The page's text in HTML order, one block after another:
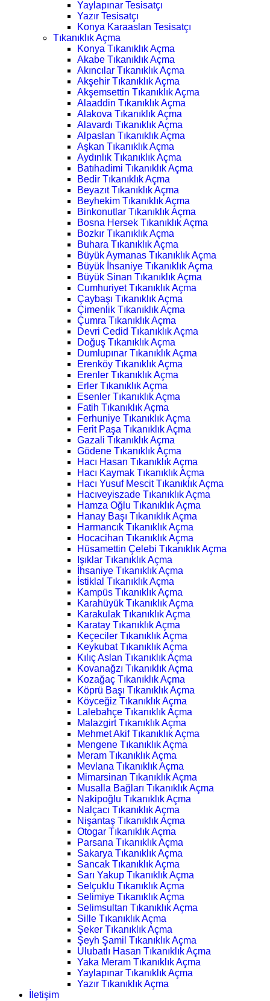
Yaylapınar Tesisatçı
Yazır Tesisatçı
Konya Karaaslan Tesisatçı
Tıkanıklık Açma
Konya Tıkanıklık Açma
Akabe Tıkanıklık Açma
Akıncılar Tıkanıklık Açma
Akşehir Tıkanıklık Açma
Akşemsettin Tıkanıklık Açma
Alaaddin Tıkanıklık Açma
Alakova Tıkanıklık Açma
Alavardı Tıkanıklık Açma
Alpaslan Tıkanıklık Açma
Aşkan Tıkanıklık Açma
Aydınlık Tıkanıklık Açma
Batıhadimi Tıkanıklık Açma
Bedir Tıkanıklık Açma
Beyazıt Tıkanıklık Açma
Beyhekim Tıkanıklık Açma
Binkonutlar Tıkanıklık Açma
Bosna Hersek Tıkanıklık Açma
Bozkır Tıkanıklık Açma
Buhara Tıkanıklık Açma
Büyük Aymanas Tıkanıklık Açma
Büyük İhsaniye Tıkanıklık Açma
Büyük Sinan Tıkanıklık Açma
Cumhuriyet Tıkanıklık Açma
Çaybaşı Tıkanıklık Açma
Çimenlik Tıkanıklık Açma
Çumra Tıkanıklık Açma
Devri Cedid Tıkanıklık Açma
Doğuş Tıkanıklık Açma
Dumlupınar Tıkanıklık Açma
Erenköy Tıkanıklık Açma
Erenler Tıkanıklık Açma
Erler Tıkanıklık Açma
Esenler Tıkanıklık Açma
Fatih Tıkanıklık Açma
Ferhuniye Tıkanıklık Açma
Ferit Paşa Tıkanıklık Açma
Gazali Tıkanıklık Açma
Gödene Tıkanıklık Açma
Hacı Hasan Tıkanıklık Açma
Hacı Kaymak Tıkanıklık Açma
Hacı Yusuf Mescit Tıkanıklık Açma
Hacıveyiszade Tıkanıklık Açma
Hamza Oğlu Tıkanıklık Açma
Hanay Başı Tıkanıklık Açma
Harmancık Tıkanıklık Açma
Hocacihan Tıkanıklık Açma
Hüsamettin Çelebi Tıkanıklık Açma
Işıklar Tıkanıklık Açma
İhsaniye Tıkanıklık Açma
İstiklal Tıkanıklık Açma
Kampüs Tıkanıklık Açma
Karahüyük Tıkanıklık Açma
Karakulak Tıkanıklık Açma
Karatay Tıkanıklık Açma
Keçeciler Tıkanıklık Açma
Keykubat Tıkanıklık Açma
Kılıç Aslan Tıkanıklık Açma
Kovanağzı Tıkanıklık Açma
Kozağaç Tıkanıklık Açma
Köprü Başı Tıkanıklık Açma
Köyceğiz Tıkanıklık Açma
Lalebahçe Tıkanıklık Açma
Malazgirt Tıkanıklık Açma
Mehmet Akif Tıkanıklık Açma
Mengene Tıkanıklık Açma
Meram Tıkanıklık Açma
Mevlana Tıkanıklık Açma
Mimarsinan Tıkanıklık Açma
Musalla Bağları Tıkanıklık Açma
Nakipoğlu Tıkanıklık Açma
Nalçacı Tıkanıklık Açma
Nişantaş Tıkanıklık Açma
Otogar Tıkanıklık Açma
Parsana Tıkanıklık Açma
Sakarya Tıkanıklık Açma
Sancak Tıkanıklık Açma
Sarı Yakup Tıkanıklık Açma
Selçuklu Tıkanıklık Açma
Selimiye Tıkanıklık Açma
Selimsultan Tıkanıklık Açma
Sille Tıkanıklık Açma
Şeker Tıkanıklık Açma
Şeyh Şamil Tıkanıklık Açma
Ulubatlı Hasan Tıkanıklık Açma
Yaka Meram Tıkanıklık Açma
Yaylapınar Tıkanıklık Açma
Yazır Tıkanıklık Açma
İletişim